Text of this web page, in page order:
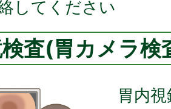
してください
査(胃カメラ検
胃内